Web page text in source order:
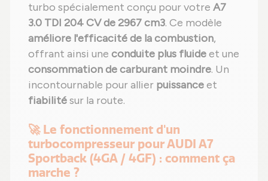
turbo spécialement conçu pour votre A7
3.0 TDI 204 CV de 2967 cm3. Ce modèle
améliore l'efficacité de la combustion,
offrant ainsi une conduite plus fluideet une
consommation de carburant moindre. Un
incontournable pour allier puissanceet
fiabilitésur la route.
🚀 Le fonctionnement d'un
turbocompresseur pour AUDI A7
Sportback (4GA / 4GF) : comment ça
marche ?